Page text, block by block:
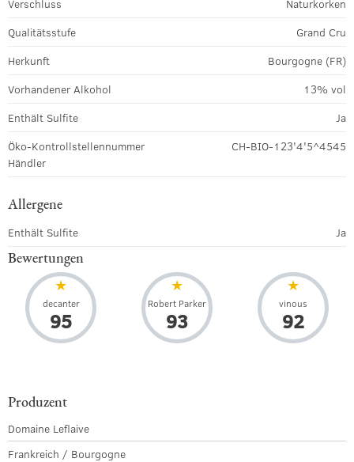
Verschluss
Naturkorken
Qualitätsstufe
Grand Cru
Herkunft
Bourgogne (FR)
Vorhandener Alkohol
13% vol
Enthält Sulfite
Ja
Öko-Kontrollstellennummer
Händler
CH-BIO-123'4'5^4545
Allergene
Enthält Sulfite Ja
Bewertungen
decanter
95
Robert Parker
93
vinous
92
Produzent
Domaine Leflaive
Frankreich / Bourgogne